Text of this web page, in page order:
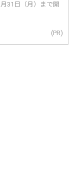
31日（月）まで開
(PR)